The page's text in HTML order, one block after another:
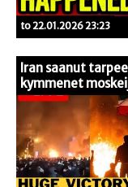
to 22.01.2026 23:23
Iran saanut
kymmenet